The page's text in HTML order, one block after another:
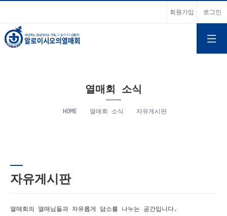
회원가입 로그인
열매회 소식
HOME 열매회 소식 자유게시판
자유게시판
열매회의 열매님들과 자유롭게 담소를 나누는 공간입니다.